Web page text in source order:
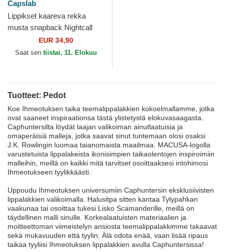
Capslab
Lippikset kaareva rekka
musta snapback Nightcall
BEA3 NIGB Pantteri Pedot
Capslab
EUR 34,90
Saat sen tiistai, 11. Elokuu
Tuotteet: Pedot
Koe Ihmeotuksen taika teemalippalakkien kokoelmallamme, jotka
ovat saaneet inspiraationsa tästä ylistetystä elokuvasaagasta.
Caphuntersilta löydät laajan valikoiman ainutlaatuisia ja
omaperäisiä malleja, jotka saavat sinut tuntemaan olosi osaksi
J.K. Rowlingin luomaa taianomaista maailmaa. MACUSA-logolla
varustetuista lippalakeista ikonisimpien taikaolentojen inspiroimiin
malleihin, meillä on kaikki mitä tarvitset osoittaaksesi intohimosi
Ihmeotukseen tyylikkäästi.
Uppoudu Ihmeotuksen universumiin Caphuntersin eksklusiivisten
lippalakkien valikoimalla. Halusitpa sitten kantaa Tylypahkan
vaakunaa tai osoittaa tukesi Lisko Scamanderille, meillä on
täydellinen malli sinulle. Korkealaatuisten materiaalien ja
moitteettoman viimeistelyn ansiosta teemalippalakkimme takaavat
sekä mukavuuden että tyylin. Älä odota enää, vaan lisää ripaus
taikaa tyyliisi Ihmeotuksen lippalakkien avulla Caphuntersissa!